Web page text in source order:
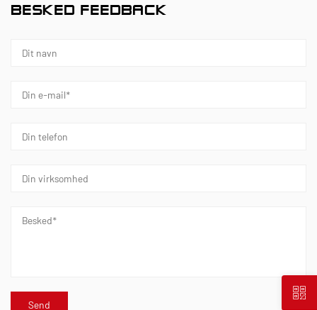
BESKED FEEDBACK